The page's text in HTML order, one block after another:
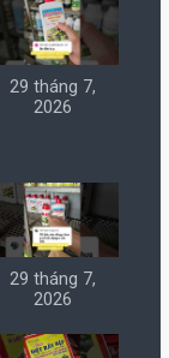
29 tháng 7,
2026
29 tháng 7,
2026